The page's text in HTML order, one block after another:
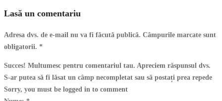
Lasă un comentariu
Adresa dvs. de e-mail nu va fi făcută publică. Câmpurile marcate sunt
obligatorii. *
Succes! Multumesc pentru comentariul tau. Apreciem răspunsul dvs.
S-ar putea să fi lăsat un câmp necompletat sau să postați prea repede
Sorry, you must be logged in to comment